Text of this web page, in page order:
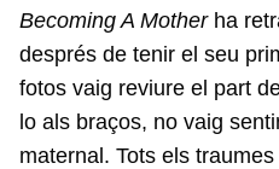
Becoming A Mother ha
després de tenir el seu
fotos vaig reviure el part
lo als braços, no vaig
maternal. Tots els